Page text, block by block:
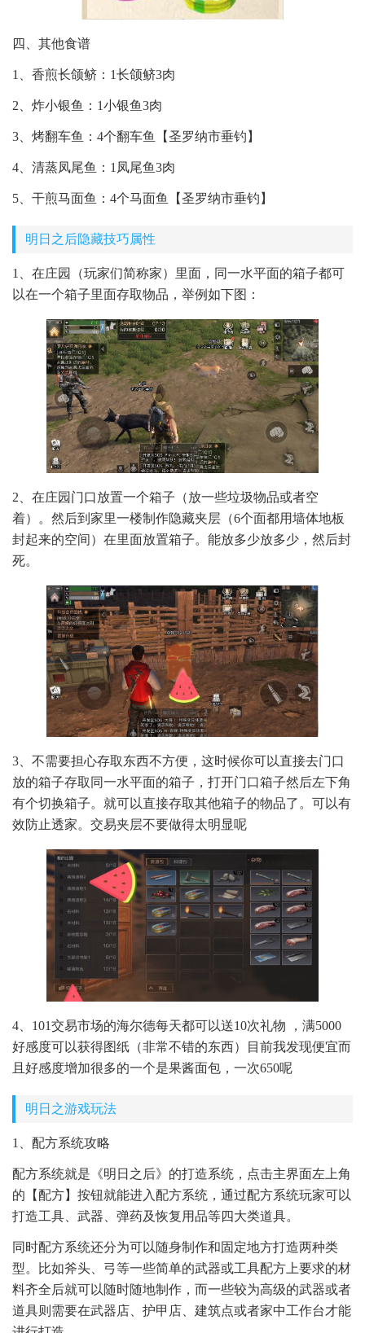
四、其他食谱
1、香煎长颌鲚：1长颌鲚3肉
2、炸小银鱼：1小银鱼3肉
3、烤翻车鱼：4个翻车鱼【圣罗纳市垂钓】
4、清蒸凤尾鱼：1凤尾鱼3肉
5、干煎马面鱼：4个马面鱼【圣罗纳市垂钓】
明日之后隐藏技巧属性
1、在庄园（玩家们简称家）里面，同一水平面的箱子都可
以在一个箱子里面存取物品，举例如下图：
2、在庄园门口放置一个箱子（放一些垃圾物品或者空
着）。然后到家里一楼制作隐藏夹层（6个面都用墙体地板
封起来的空间）在里面放置箱子。能放多少放多少，然后封
死。
3、不需要担心存取东西不方便，这时候你可以直接去门口
放的箱子存取同一水平面的箱子，打开门口箱子然后左下角
有个切换箱子。就可以直接存取其他箱子的物品了。可以有
效防止透家。交易夹层不要做得太明显呢
4、101交易市场的海尔德每天都可以送10次礼物 ，满5000
好感度可以获得图纸（非常不错的东西）目前我发现便宜而
且好感度增加很多的一个是果酱面包，一次650呢
明日之游戏玩法
1、配方系统攻略
配方系统就是《明日之后》的打造系统，点击主界面左上角
的【配方】按钮就能进入配方系统，通过配方系统玩家可以
打造工具、武器、弹药及恢复用品等四大类道具。
同时配方系统还分为可以随身制作和固定地方打造两种类
型。比如斧头、弓等一些简单的武器或工具配方上要求的材
料齐全后就可以随时随地制作，而一些较为高级的武器或者
道具则需要在武器店、护甲店、建筑点或者家中工作台才能